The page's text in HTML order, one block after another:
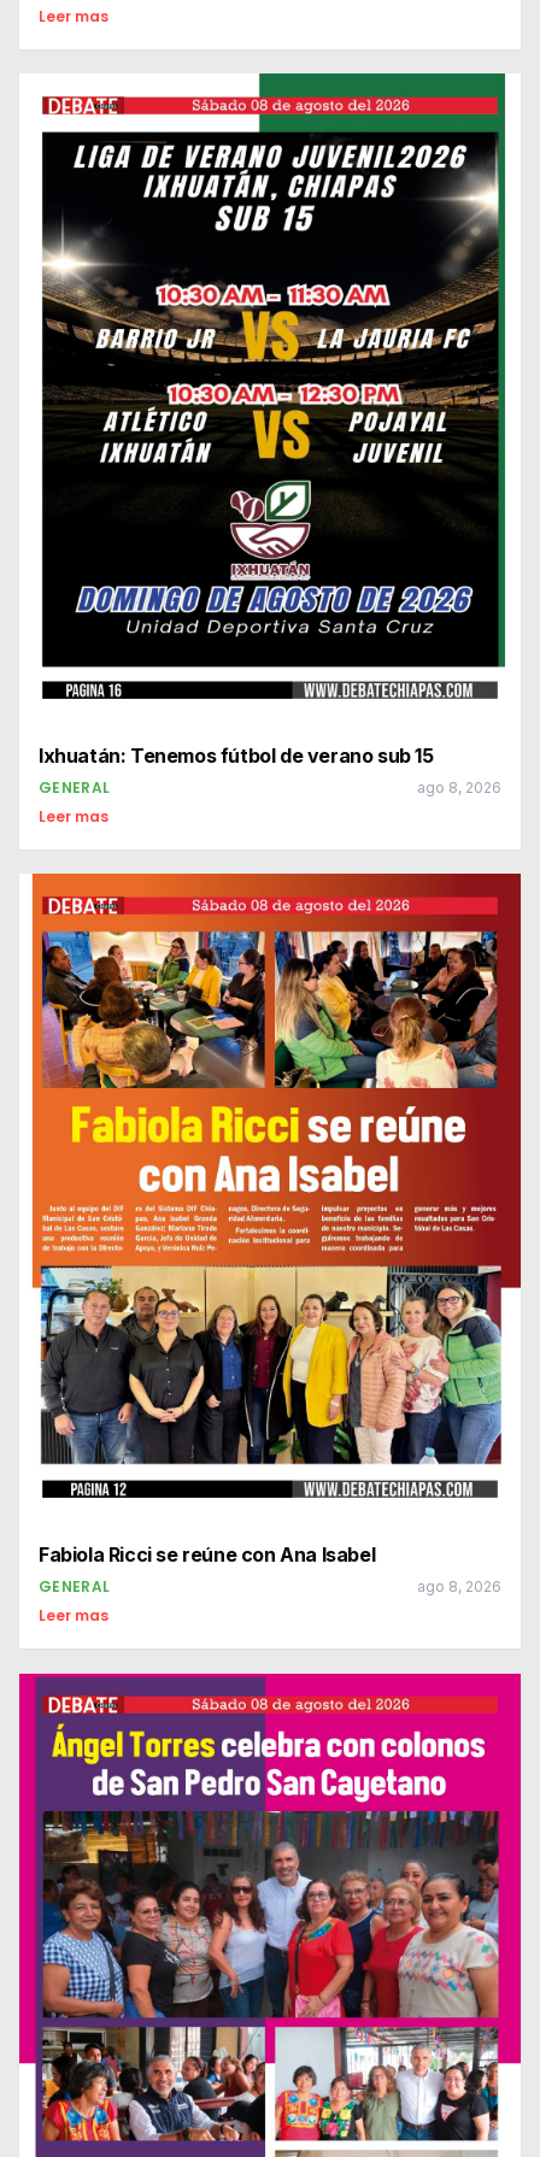
Leer mas
Ixhuatán: Tenemos fútbol de verano sub 15
GENERAL ago 8, 2026
Leer mas
Fabiola Ricci se reúne con Ana Isabel
GENERAL ago 8, 2026
Leer mas